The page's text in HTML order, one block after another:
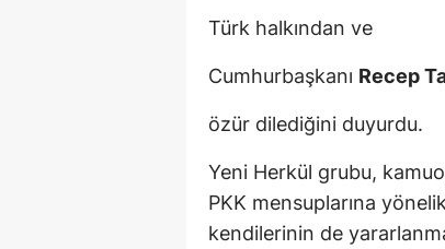
Türk halkından ve
Cumhurbaşkanı Recep
özür dilediğini duyurdu.
Yeni Herkül grubu,
PKK mensuplarına
kendilerinin de